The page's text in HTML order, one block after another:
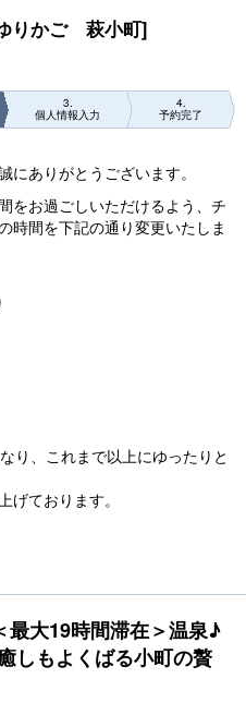
りかご 萩小町]
3
個人情報入力
4
予約完了
ありがとうございます。
をお過ごしいただけるよう、チ
時間を下記の通り変更いたしま
り、これまで以上にゆったりと
げております。
最大19時間滞在＞温泉♪
しもよくばる小町の贅